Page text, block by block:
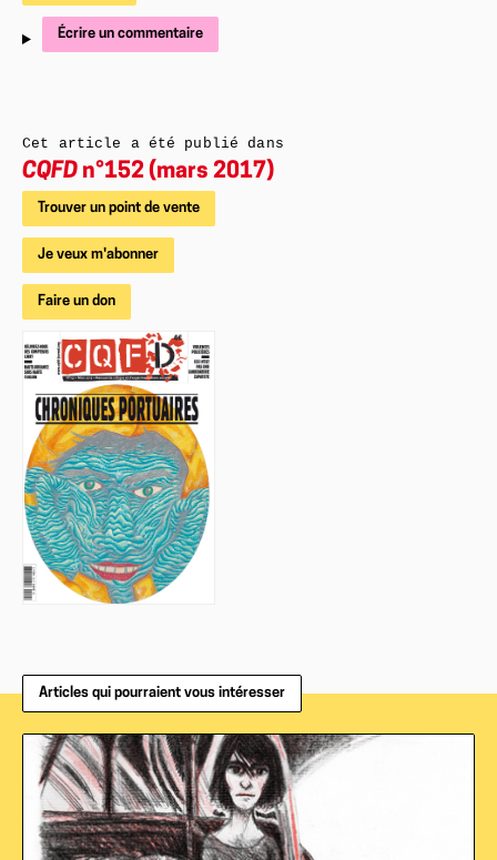
Écrire un commentaire
Cet article a été publié dans
CQFD n°152 (mars 2017)
Trouver un point de vente
Je veux m'abonner
Faire un don
Articles qui pourraient vous intéresser